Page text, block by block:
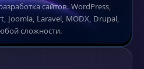
сайтов. WordPress,
Joomla, Laravel, MODX, Drupal,
сложности.